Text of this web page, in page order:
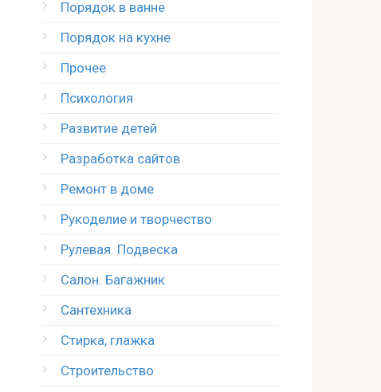
Порядок в ванне
Порядок на кухне
Прочее
Психология
Развитие детей
Разработка сайтов
Ремонт в доме
Рукоделие и творчество
Рулевая. Подвеска
Салон. Багажник
Сантехника
Стирка, глажка
Строительство